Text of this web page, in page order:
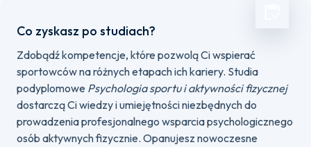
Co zyskasz po studiach?
Zdobądź kompetencje, które pozwolą Ci wspierać
sportowców na różnych etapach ich kariery. Studia
podyplomowe Psychologia sportu i aktywności fizycznej
dostarczą Ci wiedzy i umiejętności niezbędnych do
prowadzenia profesjonalnego wsparcia psychologicznego
osób aktywnych fizycznie. Opanujesz nowoczesne